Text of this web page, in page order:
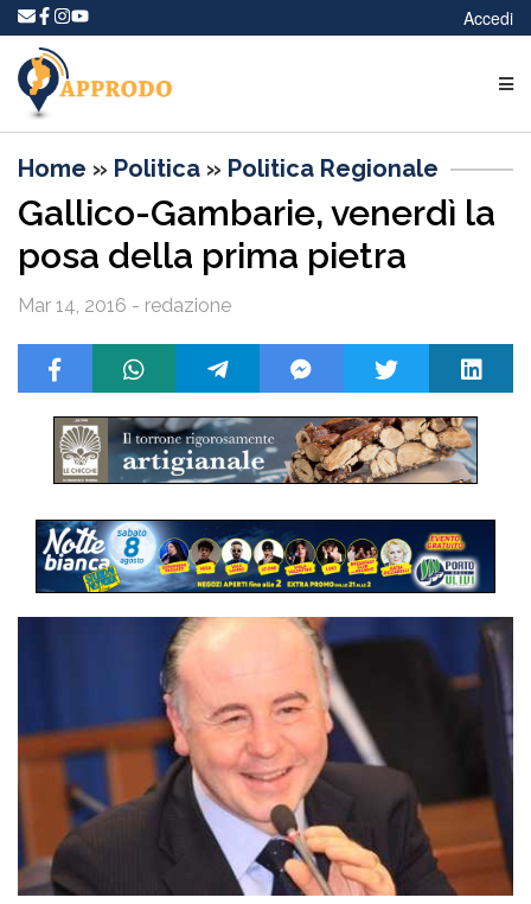
Accedi
Home » Politica » Politica Regionale
Gallico-Gambarie, venerdì la
posa della prima pietra
Mar 14, 2016 - redazione